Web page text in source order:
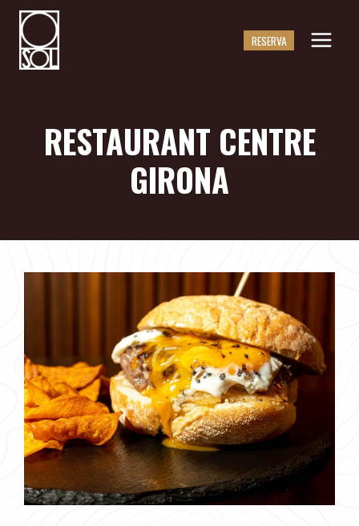
Saltar
contingut
RESERVA
RESTAURANT CENTRE
GIRONA